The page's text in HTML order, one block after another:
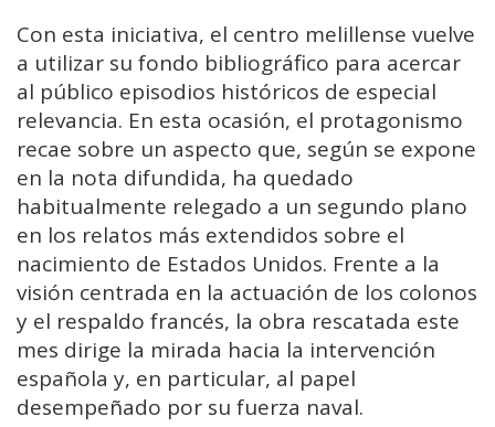
Con esta iniciativa, el centro melillense vuelve
a utilizar su fondo bibliográfico para acercar
al público episodios históricos de especial
relevancia. En esta ocasión, el protagonismo
recae sobre un aspecto que, según se expone
en la nota difundida, ha quedado
habitualmente relegado a un segundo plano
en los relatos más extendidos sobre el
nacimiento de Estados Unidos. Frente a la
visión centrada en la actuación de los colonos
y el respaldo francés, la obra rescatada este
mes dirige la mirada hacia la intervención
española y, en particular, al papel
desempeñado por su fuerza naval.